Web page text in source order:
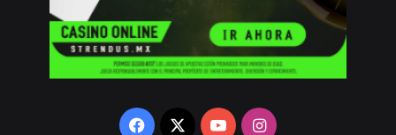
Facebook
X YouTubeInstagram